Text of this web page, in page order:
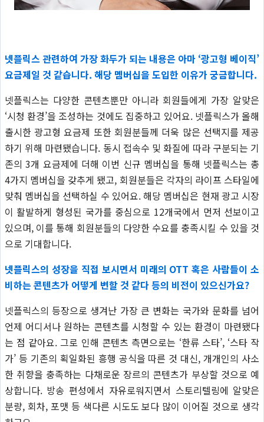
넷플릭스 관련하여 가장 화두가 되는 내용은 아마 ‘광고형 베이직’
요금제일 것 같습니다. 해당 멤버십을 도입한 이유가 궁금합니다.
넷플릭스는 다양한 콘텐츠뿐만 아니라 회원들에게 가장 알맞은
‘시청 환경’을 조성하는 것에도 집중하고 있어요. 넷플릭스가 올해
출시한 광고형 요금제 또한 회원분들께 더욱 많은 선택지를 제공
하기 위해 마련됐습니다. 동시 접속수 및 화질에 따라 구분되는 기
존의 3개 요금제에 더해 이번 신규 멤버십을 통해 넷플릭스는 총
4가지 멤버십을 갖추게 됐고, 회원분들은 각자의 라이프 스타일에
맞춰 멤버십을 선택하실 수 있어요. 해당 멤버십은 현재 광고 시장
이 활발하게 형성된 국가를 중심으로 12개국에서 먼저 선보이고
있으며, 이를 통해 회원분들의 다양한 수요를 충족시킬 수 있을 것
으로 기대합니다.
넷플릭스의 성장을 직접 보시면서 미래의 OTT 혹은 사람들이 소
비하는 콘텐츠가 어떻게 변할 것 같다 등의 비전이 있으신가요?
넷플릭스의 등장으로 생겨난 가장 큰 변화는 국가와 문화를 넘어
언제 어디서나 원하는 콘텐츠를 시청할 수 있는 환경이 마련됐다
는 점 같아요. 그로 인해 콘텐츠 측면으로는 ‘한류 스타’, ‘스타 작
가’ 등 기존의 획일화된 흥행 공식을 따른 것 대신, 개개인의 사소
한 취향을 충족하는 다채로운 장르의 콘텐츠가 부상할 것으로 예
상합니다. 방송 편성에서 자유로워지면서 스토리텔링에 알맞은
분량, 회차, 포맷 등 색다른 시도도 보다 많이 이어질 것으로 생각